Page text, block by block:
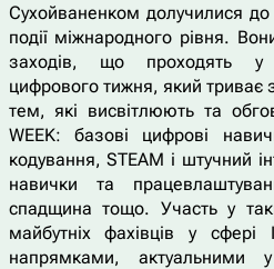
Сухойваненком долучилися до
події міжнародного рівня.
заходів, що проходять у
цифрового тижня, який
тем, які висвітлюють та
WEEK: базові цифрові
кодування, STEAM і штучний
навички та
спадщина тощо. Участь у
майбутніх фахівців у
напрямками, актуальними